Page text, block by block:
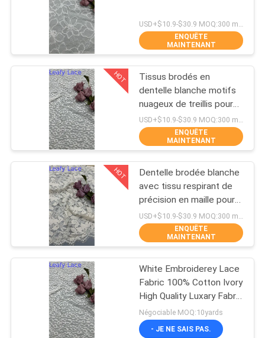
QUALITÉ
CONTACT
NOUVELLES
DEMANDE
DE
SOUMISSION
SITE
POLITIQUE
Tissu attaché de
dentelle
tissu floral de la
dentelle 3D
47
équilibre de dentelle
de polyester
14
ENQUÊTE
MAINTENANT
HOT
Tissus brodés en
dentelle blanche motifs
nuageux de treillis pour
robes de mariée
USD+$10.9-$30.9 MOQ:300 mètres
ENQUÊTE
MAINTENANT
HOT
Dentelle brodée blanche
avec tissu respirant de
précision en maille pour
vêtements de cérémonieUSD+$10.9-$30.9 MOQ:300 mètres
ENQUÊTE
MAINTENANT
White Embroiderey Lace
Fabric 100% Cotton Ivory
High Quality Luxary Fabric
124CM Width
Négociable MOQ:10yards
- JE NE SAIS PAS.